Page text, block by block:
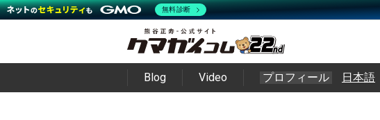
Blog Video プロフィール 日本語
無料診断